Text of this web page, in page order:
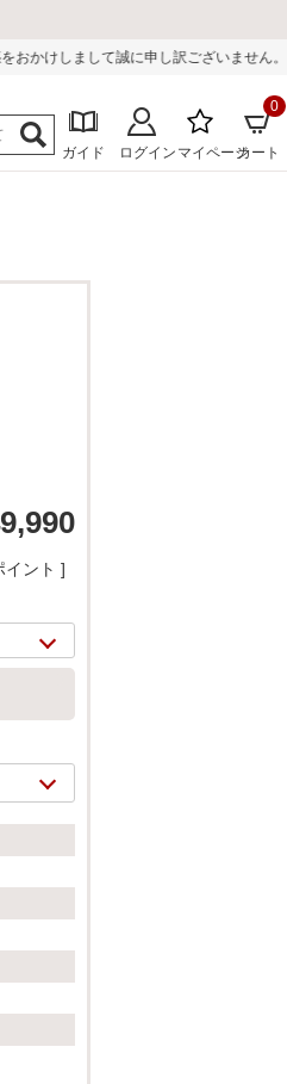
ございません。
ガイド ログイン マイページカート
0
イント ]